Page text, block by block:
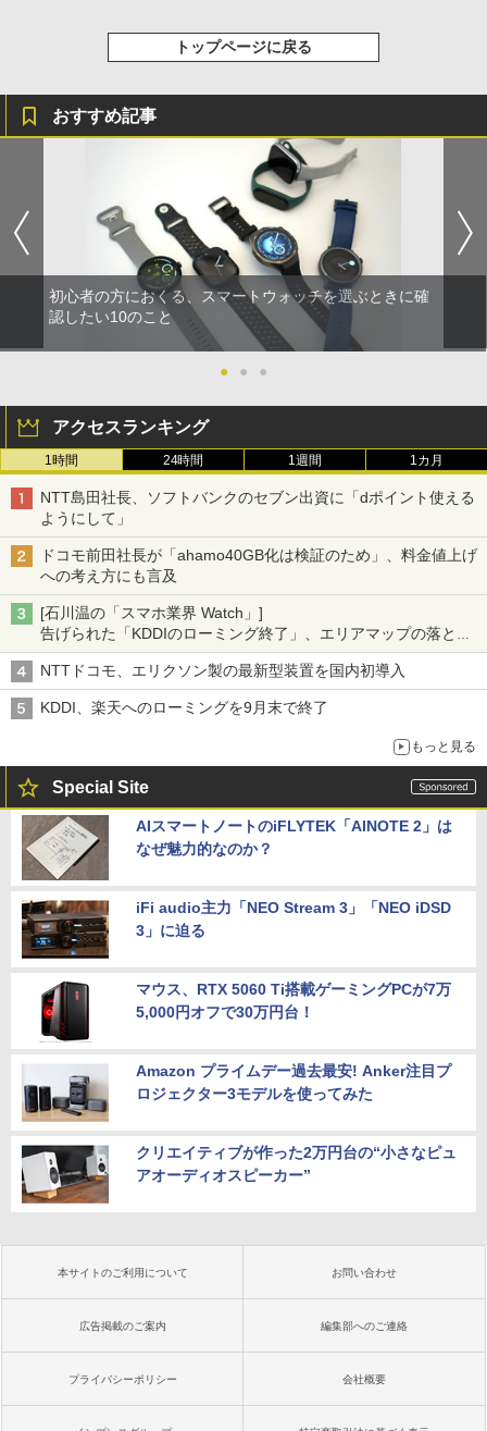
トップページに戻る
おすすめ記事
初心者の方におくる、スマートウォッチを選ぶときに確
認したい10のこと
● ● ●
アクセスランキング
1時間 24時間 1週間 1カ月
NTT島田社長、ソフトバンクのセブン出資に「dポイント使える
ようにして」
ドコモ前田社長が「ahamo40GB化は検証のため」、料金値上げ
への考え方にも言及
[石川温の「スマホ業界 Watch」]
告げられた「KDDIのローミング終了」、エリアマップの落とし
穴と楽天モバイルの課題
NTTドコモ、エリクソン製の最新型装置を国内初導入
KDDI、楽天へのローミングを9月末で終了
もっと見る
Special Site
AIスマートノートのiFLYTEK「AINOTE 2」は
なぜ魅力的なのか？
iFi audio主力「NEO Stream 3」「NEO iDSD
3」に迫る
マウス、RTX 5060 Ti搭載ゲーミングPCが7万
5,000円オフで30万円台！
Amazon プライムデー過去最安! Anker注目プ
ロジェクター3モデルを使ってみた
クリエイティブが作った2万円台の“小さなピュ
アオーディオスピーカー”
本サイトのご利用について お問い合わせ
広告掲載のご案内 編集部へのご連絡
プライバシーポリシー 会社概要